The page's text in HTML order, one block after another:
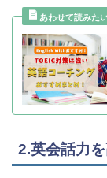
2.英会話力